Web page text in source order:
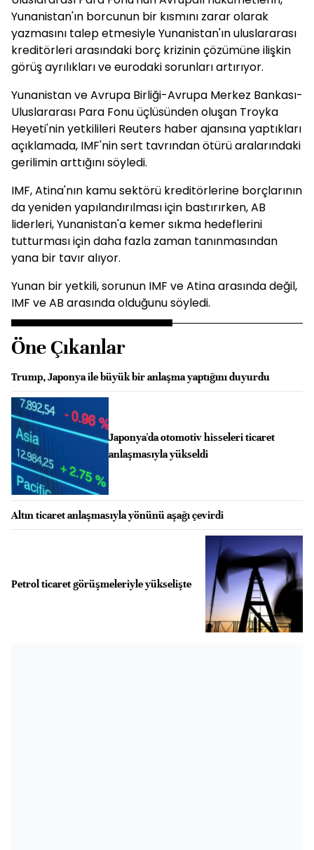
Yunanistan'ın borcunun bir kısmını zarar olarak
yazmasını talep etmesiyle Yunanistan'ın uluslararası
kreditörleri arasındaki borç krizinin çözümüne ilişkin
görüş ayrılıkları ve eurodaki sorunları artırıyor.
Yunanistan ve Avrupa Birliği-Avrupa Merkez Bankası-
Uluslararası Para Fonu üçlüsünden oluşan Troyka
Heyeti'nin yetkilileri Reuters haber ajansına yaptıkları
açıklamada, IMF'nin sert tavrından ötürü aralarındaki
gerilimin arttığını söyledi.
IMF, Atina'nın kamu sektörü kreditörlerine borçlarının
da yeniden yapılandırılması için bastırırken, AB
liderleri, Yunanistan'a kemer sıkma hedeflerini
tutturması için daha fazla zaman tanınmasından
yana bir tavır alıyor.
Yunan bir yetkili, sorunun IMF ve Atina arasında değil,
IMF ve AB arasında olduğunu söyledi.
Öne Çıkanlar
Trump, Japonya ile büyük bir anlaşma yaptığını duyurdu
Japonya'da otomotiv hisseleri ticaret
anlaşmasıyla yükseldi
Altın ticaret anlaşmasıyla yönünü aşağı çevirdi
Petrol ticaret görüşmeleriyle yükselişte